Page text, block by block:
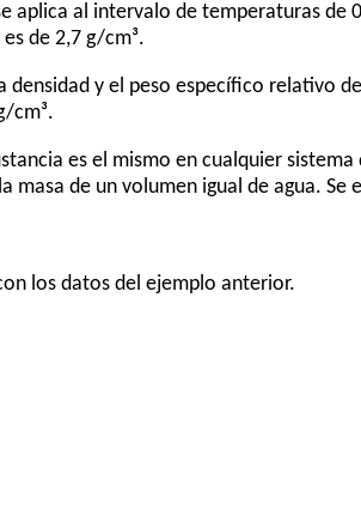
aplica al intervalo de temperaturas de
de 2,7 g/cm³.
densidad y el peso específico relativo
cm³.
es el mismo en cualquier
masa de un volumen igual de agua.
los datos del ejemplo anterior.